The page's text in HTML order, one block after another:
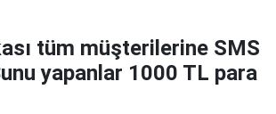
tüm müşterilerine SMS
yapanlar 1000 TL para